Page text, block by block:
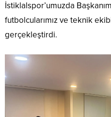
İstiklalspor’umuzda
futbolcularımız ve teknik
gerçekleştirdi.